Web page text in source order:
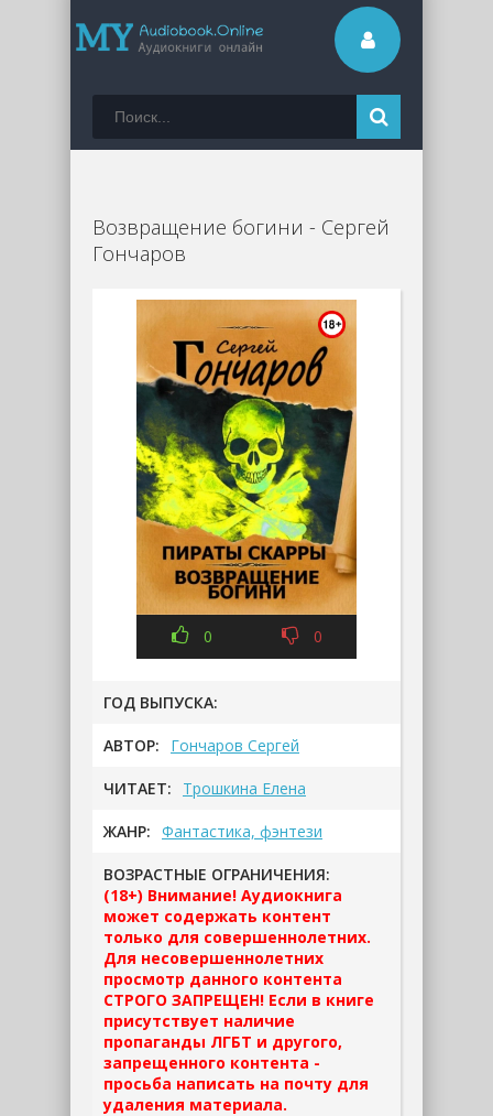
Возвращение богини - Сергей
Гончаров
0 0
ГОД ВЫПУСКА:
АВТОР: Гончаров Сергей
ЧИТАЕТ: Трошкина Елена
ЖАНР: Фантастика, фэнтези
ВОЗРАСТНЫЕ ОГРАНИЧЕНИЯ:
(18+) Внимание! Аудиокнига
может содержать контент
только для совершеннолетних.
Для несовершеннолетних
просмотр данного контента
СТРОГО ЗАПРЕЩЕН! Если в книге
присутствует наличие
пропаганды ЛГБТ и другого,
запрещенного контента -
просьба написать на почту для
удаления материала.